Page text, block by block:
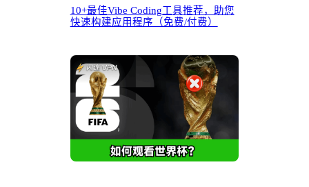
10+最佳Vibe Coding工具推荐，助您
快速构建应用程序（免费/付费）